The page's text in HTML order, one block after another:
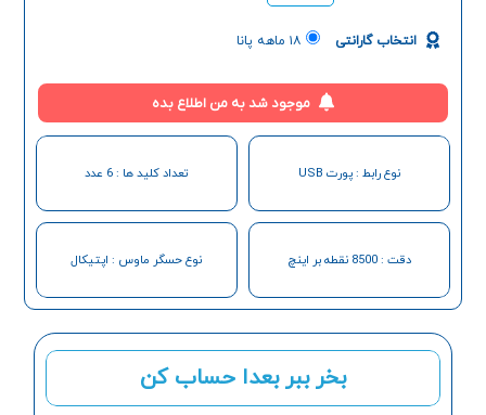
بخر ببر بعدا حساب کن
انتخاب گارانتی ۱۸ ماهه پانا
موجود شد به من اطلاع بده
نوع رابط : پورت USB تعداد کلید ها : 6 عدد
دقت : 8500 نقطه بر اینچ نوع حسگر ماوس : اپتیکال